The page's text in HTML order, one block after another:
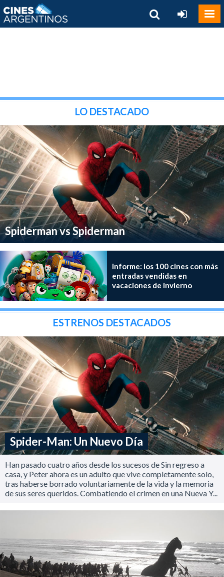
LO DESTACADO
Spiderman vs Spiderman
Informe: los 100 cines con más
entradas vendidas en
vacaciones de invierno
ESTRENOS DESTACADOS
Spider-Man: Un Nuevo Día
Han pasado cuatro años desde los sucesos de Sin regreso a
casa, y Peter ahora es un adulto que vive completamente solo,
tras haberse borrado voluntariamente de la vida y la memoria
de sus seres queridos. Combatiendo el crimen en una Nueva Y...